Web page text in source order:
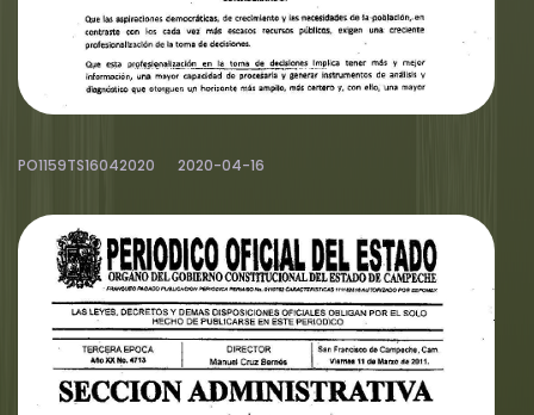
PO1159TS16042020 2020-04-16